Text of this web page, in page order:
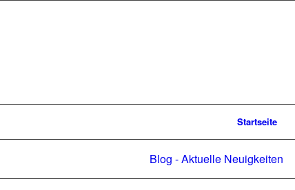
Startseite
Blog - Aktuelle Neuigkeiten